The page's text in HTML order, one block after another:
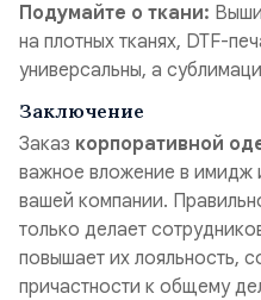
Подумайте о ткани:
на плотных тканях, DTF-
универсальны, а
Заключение
Заказ корпоративной
важное вложение в имидж
вашей компании.
только делает
повышает их лояльность,
причастности к общему